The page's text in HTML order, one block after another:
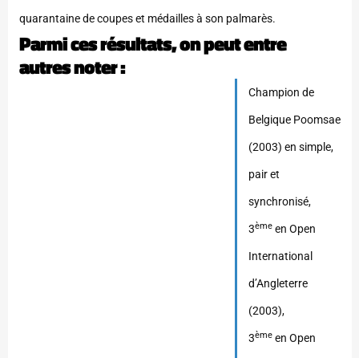
quarantaine de coupes et médailles à son palmarès.
Parmi ces résultats, on peut entre
autres noter :
Champion de
Belgique Poomsae
(2003) en simple,
pair et
synchronisé,
3èmeen Open
International
d’Angleterre
(2003),
3èmeen Open